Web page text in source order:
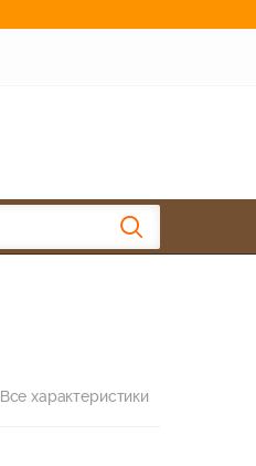
Все характеристики